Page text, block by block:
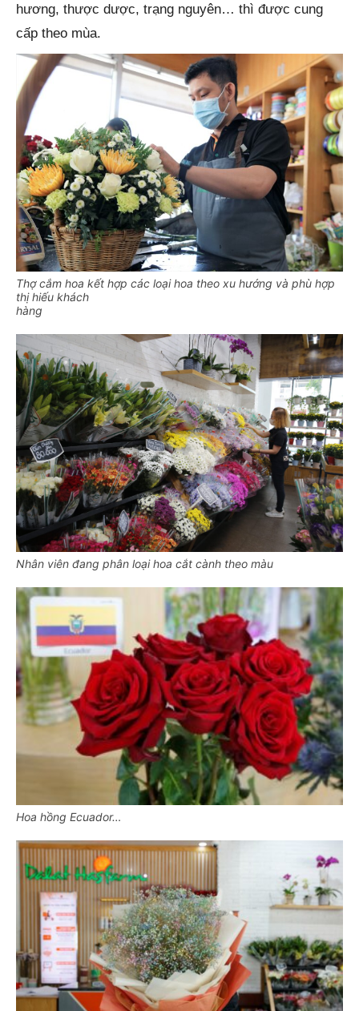
hương, thược dược, trạng nguyên… thì được cung
cấp theo mùa.
Thợ cắm hoa kết hợp các loại hoa theo xu hướng và phù hợp
thị hiếu khách
hàng
Nhân viên đang phân loại hoa cắt cành theo màu
Hoa hồng Ecuador…